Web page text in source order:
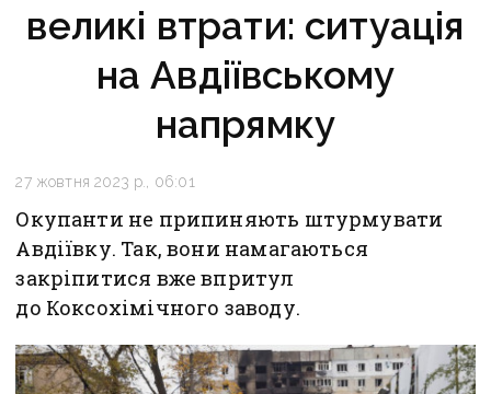
великі втрати: ситуація
на Авдіївському
напрямку
27 жовтня 2023 р., 06:01
Окупанти не припиняють штурмувати
Авдіївку. Так, вони намагаються
закріпитися вже впритул
до Коксохімічного заводу.